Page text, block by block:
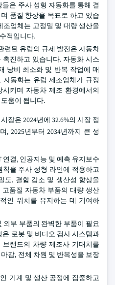
은 주사 성형 자동화를 통해 결
품질 향상을 목표로 하고 있습
조업체는 고정밀 및 대량 생산을
적입니다.
련된 유럽의 규제 발전은 자동차
진하고 있습니다. 자동화 시스
낭비 최소화 및 반복 작업에 매
자동화는 유럽 제조업체가 규정
키며 자동차 제조 환경에서의
움이 됩니다.
장은 2024년에 32.6%의 시장 점
, 2025년부터 2034년까지 큰 성
연결, 인공지능 및 예측 유지보수
을 주사 성형 라인에 적용하고
도, 결함 감소 및 생산성 향상을
품질 자동차 부품의 대량 생산
인 위치를 유지하는 데 기여하
외부 부품의 완벽한 부품이 필요
로봇 및 비디오 검사 시스템과
랜드의 차량 제조사 기대치를
감, 전체 차원 및 반복성을 보장
기계 및 생산 공정에 집중하고